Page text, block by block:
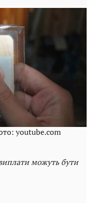
youtube.com
можуть бути